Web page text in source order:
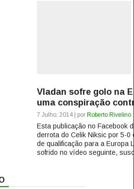
Vladan sofre golo na
uma conspiração
7 Julho, 2014 | por Roberto Rivelino
Esta publicação no Facebook
derrota do Celik Niksic por 5-0
de qualificação para a Europa
sofrido no vídeo seguinte,